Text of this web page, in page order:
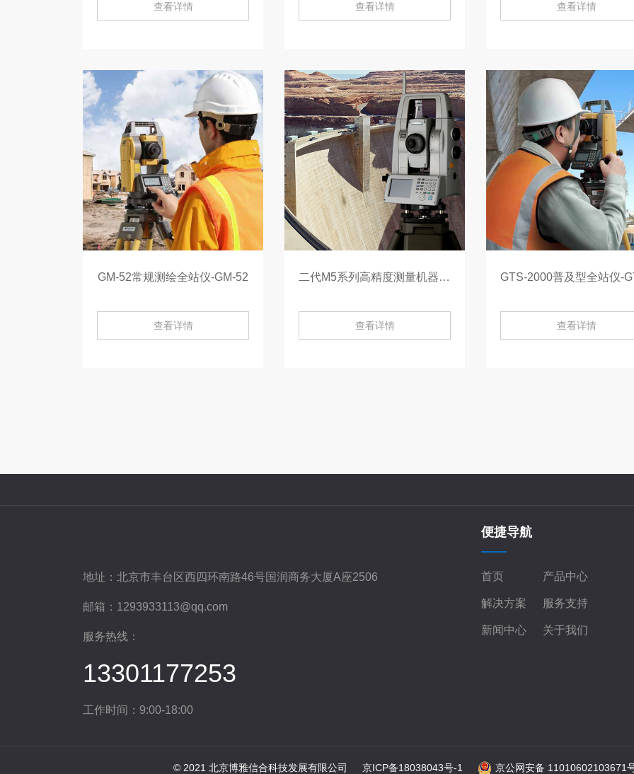
查看详情 查看详情 查看详情
GM-52常规测绘全站仪-GM-52
查看详情
二代M5系列高精度测量机器人-MS05AX
查看详情 查看详情
地址： 北京市丰台区西四环南路46号国润商务大厦A座2506
邮箱： 1293933113@qq.com
服务热线：
13301177253
工作时间：9:00-18:00
便捷导航
首页 产品中心
解决方案 服务支持
新闻中心 关于我们
© 2021 北京博雅信合科技发展有限公司 京ICP备18038043号-1 京公网安备 11010602103671